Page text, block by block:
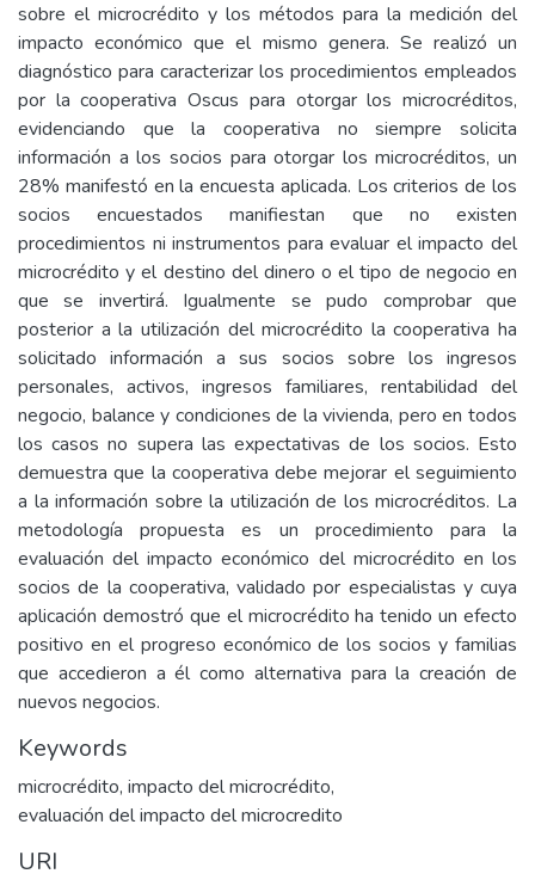
sobre el microcrédito y los métodos para la medición del
impacto económico que el mismo genera. Se realizó un
diagnóstico para caracterizar los procedimientos empleados
por la cooperativa Oscus para otorgar los microcréditos,
evidenciando que la cooperativa no siempre solicita
información a los socios para otorgar los microcréditos, un
28% manifestó en la encuesta aplicada. Los criterios de los
socios encuestados manifiestan que no existen
procedimientos ni instrumentos para evaluar el impacto del
microcrédito y el destino del dinero o el tipo de negocio en
que se invertirá. Igualmente se pudo comprobar que
posterior a la utilización del microcrédito la cooperativa ha
solicitado información a sus socios sobre los ingresos
personales, activos, ingresos familiares, rentabilidad del
negocio, balance y condiciones de la vivienda, pero en todos
los casos no supera las expectativas de los socios. Esto
demuestra que la cooperativa debe mejorar el seguimiento
a la información sobre la utilización de los microcréditos. La
metodología propuesta es un procedimiento para la
evaluación del impacto económico del microcrédito en los
socios de la cooperativa, validado por especialistas y cuya
aplicación demostró que el microcrédito ha tenido un efecto
positivo en el progreso económico de los socios y familias
que accedieron a él como alternativa para la creación de
nuevos negocios.
Keywords
microcrédito, impacto del microcrédito,
evaluación del impacto del microcredito
URI